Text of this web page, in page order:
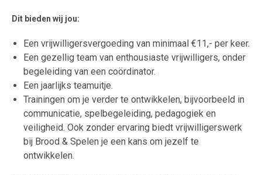
Dit bieden wij jou:
Een vrijwilligersvergoeding van minimaal €11,- per keer.
Een gezellig team van enthousiaste vrijwilligers, onder
begeleiding van een coördinator.
Een jaarlijks teamuitje.
Trainingen om je verder te ontwikkelen, bijvoorbeeld in
communicatie, spelbegeleiding, pedagogiek en
veiligheid. Ook zonder ervaring biedt vrijwilligerswerk
bij Brood & Spelen je een kans om jezelf te
ontwikkelen.